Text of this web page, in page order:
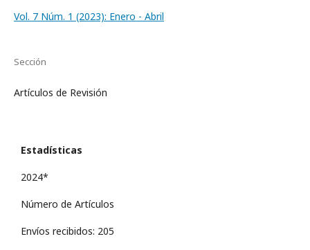
Vol. 7 Núm. 1 (2023): Enero - Abril
Sección
Artículos de Revisión
Estadísticas
2024*
Número de Artículos
Envíos recibidos: 205